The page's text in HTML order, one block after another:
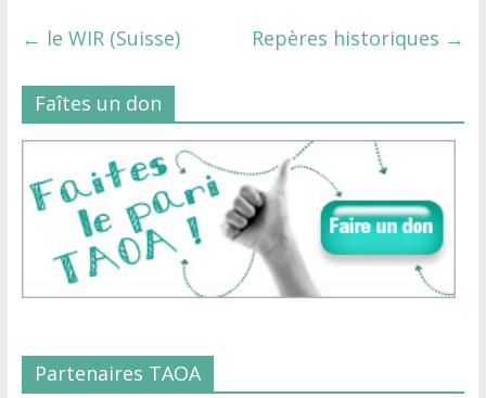
← le WIR (Suisse) Repères historiques →
Faîtes un don
Partenaires TAOA